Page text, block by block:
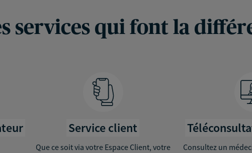
services qui font la
Service client
Que ce soit via votre Espace Client, votre
Consultez un